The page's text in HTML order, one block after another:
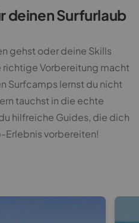
deinen Surfurlaub
gehst oder deine Skills
Vorbereitung macht
Surfcamps lernst du nicht
tauchst in die echte
hilfreiche Guides, die dich
Erlebnis vorbereiten!